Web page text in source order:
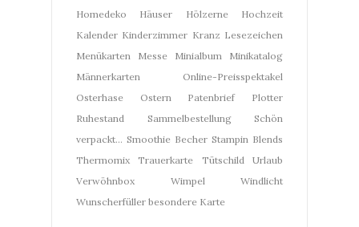
Homedeko
Häuser
Hölzerne Hochzeit
Kalender Kinderzimmer Kranz Lesezeichen
Menükarten
Messe Minialbum
Minikatalog
Männerkarten
Online-Preisspektakel
Osterhase
Ostern Patenbrief
Plotter
Ruhestand
Sammelbestellung
Schön
verpackt... Smoothie Becher Stampin Blends
Thermomix
Trauerkarte Tütschild
Urlaub
Verwöhnbox
Wimpel
Windlicht
Wunscherfüller besondere Karte